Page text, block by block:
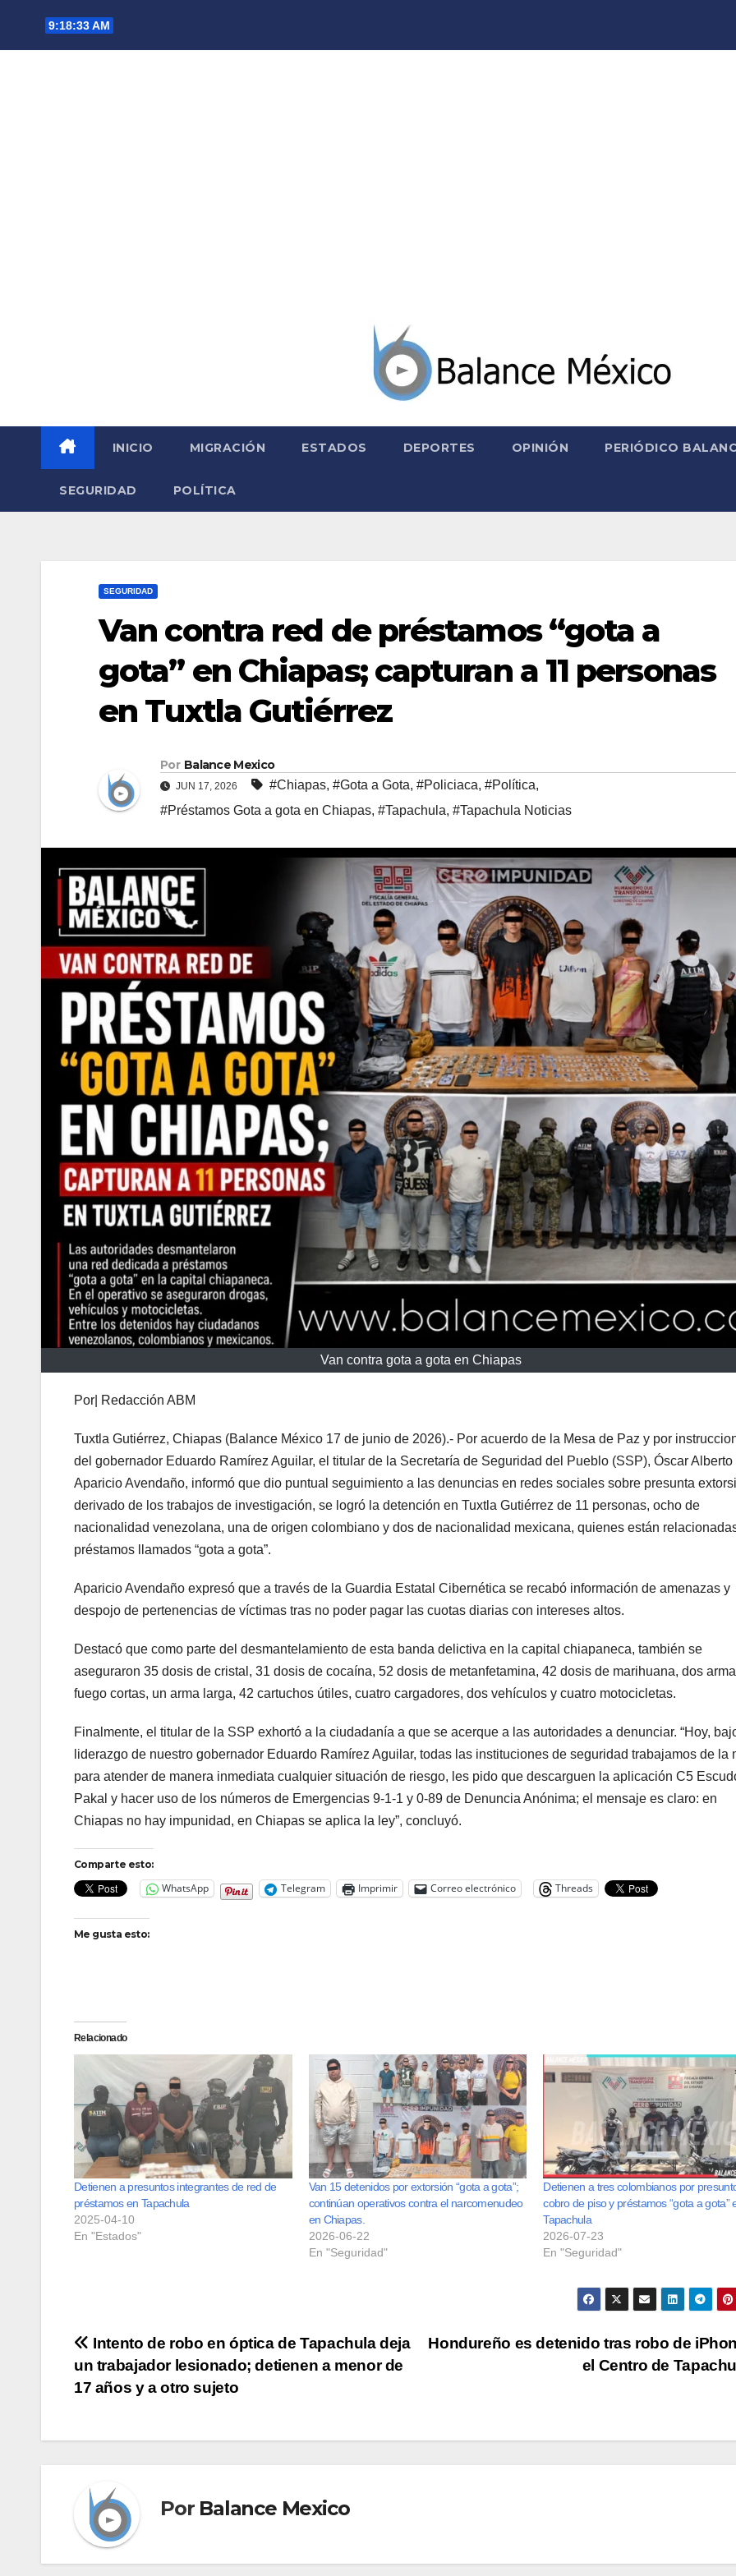
9:18:35 AM
INICIO MIGRACIÓN ESTADOS DEPORTES OPINIÓN PERIÓDICO
SEGURIDAD POLÍTICA
SEGURIDAD
Van contra red de préstamos “gota a
gota” en Chiapas; capturan a 11 personas
en Tuxtla Gutiérrez
Por Balance Mexico
JUN 17, 2026 #Chiapas, #Gota a Gota, #Policiaca, #Política,
#Préstamos Gota a gota en Chiapas, #Tapachula, #Tapachula Noticias
Van contra gota a gota en Chiapas
Por| Redacción ABM
Tuxtla Gutiérrez, Chiapas (Balance México 17 de junio de 2026).- Por acuerdo de la Mesa de Paz y por
del gobernador Eduardo Ramírez Aguilar, el titular de la Secretaría de Seguridad del Pueblo (SSP), Óscar Alberto
Aparicio Avendaño, informó que dio puntual seguimiento a las denuncias en redes sociales sobre presunta
derivado de los trabajos de investigación, se logró la detención en Tuxtla Gutiérrez de 11 personas, ocho de
nacionalidad venezolana, una de origen colombiano y dos de nacionalidad mexicana, quienes están
préstamos llamados “gota a gota”.
Aparicio Avendaño expresó que a través de la Guardia Estatal Cibernética se recabó información de amenazas y
despojo de pertenencias de víctimas tras no poder pagar las cuotas diarias con intereses altos.
Destacó que como parte del desmantelamiento de esta banda delictiva en la capital chiapaneca, también se
aseguraron 35 dosis de cristal, 31 dosis de cocaína, 52 dosis de metanfetamina, 42 dosis de marihuana, dos
fuego cortas, un arma larga, 42 cartuchos útiles, cuatro cargadores, dos vehículos y cuatro motocicletas.
Finalmente, el titular de la SSP exhortó a la ciudadanía a que se acerque a las autoridades a denunciar. “Hoy,
liderazgo de nuestro gobernador Eduardo Ramírez Aguilar, todas las instituciones de seguridad trabajamos de la
para atender de manera inmediata cualquier situación de riesgo, les pido que descarguen la aplicación C5
Pakal y hacer uso de los números de Emergencias 9-1-1 y 0-89 de Denuncia Anónima; el mensaje es claro: en
Chiapas no hay impunidad, en Chiapas se aplica la ley”, concluyó.
Comparte esto:
WhatsApp Telegram Imprimir Correo electrónico Threads
Me gusta esto:
Relacionado
Detienen a presuntos integrantes de red de
préstamos en Tapachula
2025-04-10
En "Estados"
Van 15 detenidos por extorsión “gota a gota”;
continúan operativos contra el narcomenudeo
en Chiapas.
2026-06-22
En "Seguridad"
Detienen a tres colombianos por
cobro de piso y préstamos “gota a gota”
Tapachula
2026-07-23
En "Seguridad"
Navegación
de
Hondureño es detenido tras robo de
el Centro de
Intento de robo en óptica de Tapachula deja
un trabajador lesionado; detienen a menor de
17 años y a otro sujeto
Por Balance Mexico